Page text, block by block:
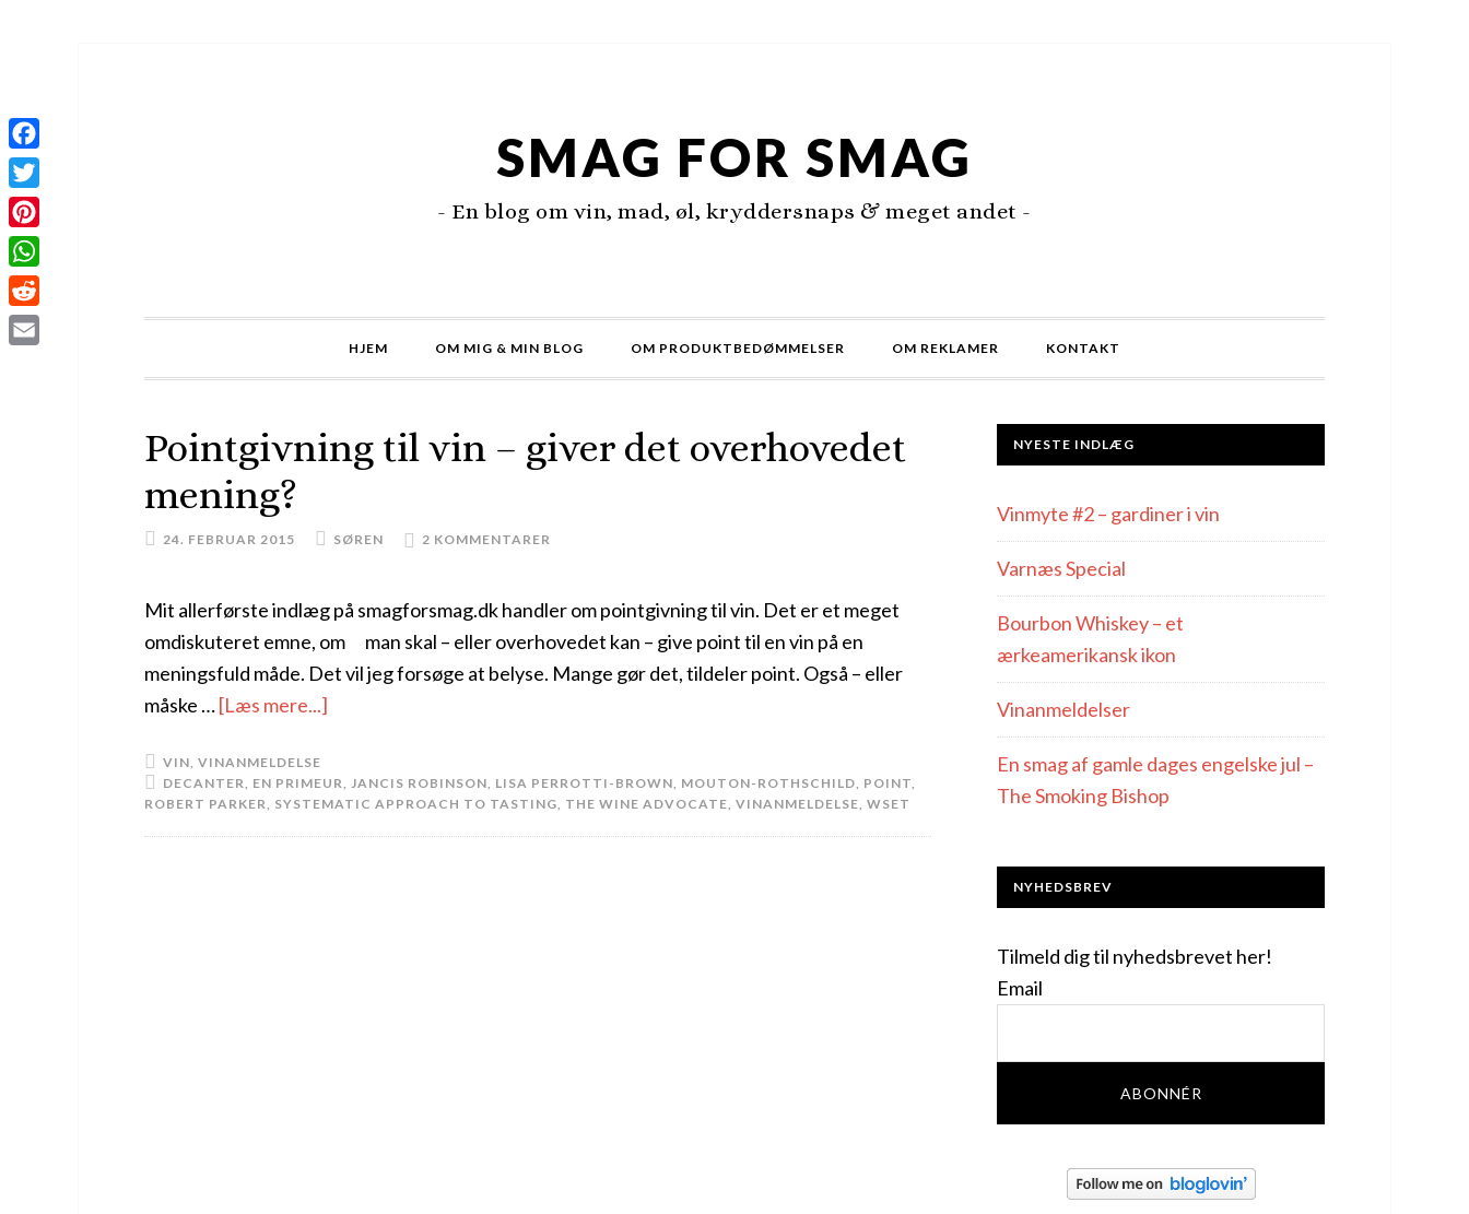
SMAG FOR SMAG
- En blog om vin, mad, øl, kryddersnaps & meget andet -
HJEM OM MIG & MIN BLOG OM PRODUKTBEDØMMELSER OM REKLAMER KONTAKT
Pointgivning til vin – giver det overhovedet
mening?
24. FEBRUAR 2015 SØREN 2 KOMMENTARER
Mit allerførste indlæg på smagforsmag.dk handler om pointgivning til vin. Det er et meget
omdiskuteret emne, om man skal – eller overhovedet kan – give point til en vin på en
meningsfuld måde. Det vil jeg forsøge at belyse. Mange gør det, tildeler point. Også – eller
måske …[Læs mere...]
VIN, VINANMELDELSE
DECANTER, EN PRIMEUR, JANCIS ROBINSON, LISA PERROTTI-BROWN, MOUTON-ROTHSCHILD, POINT,
ROBERT PARKER, SYSTEMATIC APPROACH TO TASTING, THE WINE ADVOCATE, VINANMELDELSE, WSET
NYESTE INDLÆG
Vinmyte #2 – gardiner i vin
Varnæs Special
Bourbon Whiskey – et
ærkeamerikansk ikon
Vinanmeldelser
En smag af gamle dages engelske jul –
The Smoking Bishop
NYHEDSBREV
Tilmeld dig til nyhedsbrevet her!
Email
Facebook
Twitter
Pinterest
WhatsApp
Reddit